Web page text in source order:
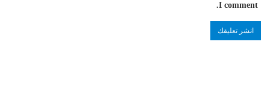
I comment.